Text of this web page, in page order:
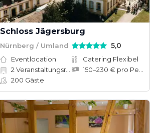
Schloss Jägersburg
Nürnberg / Umland 5,0
Eventlocation
Catering Flexibel
2 Veranstaltungsräume
200 Gäste